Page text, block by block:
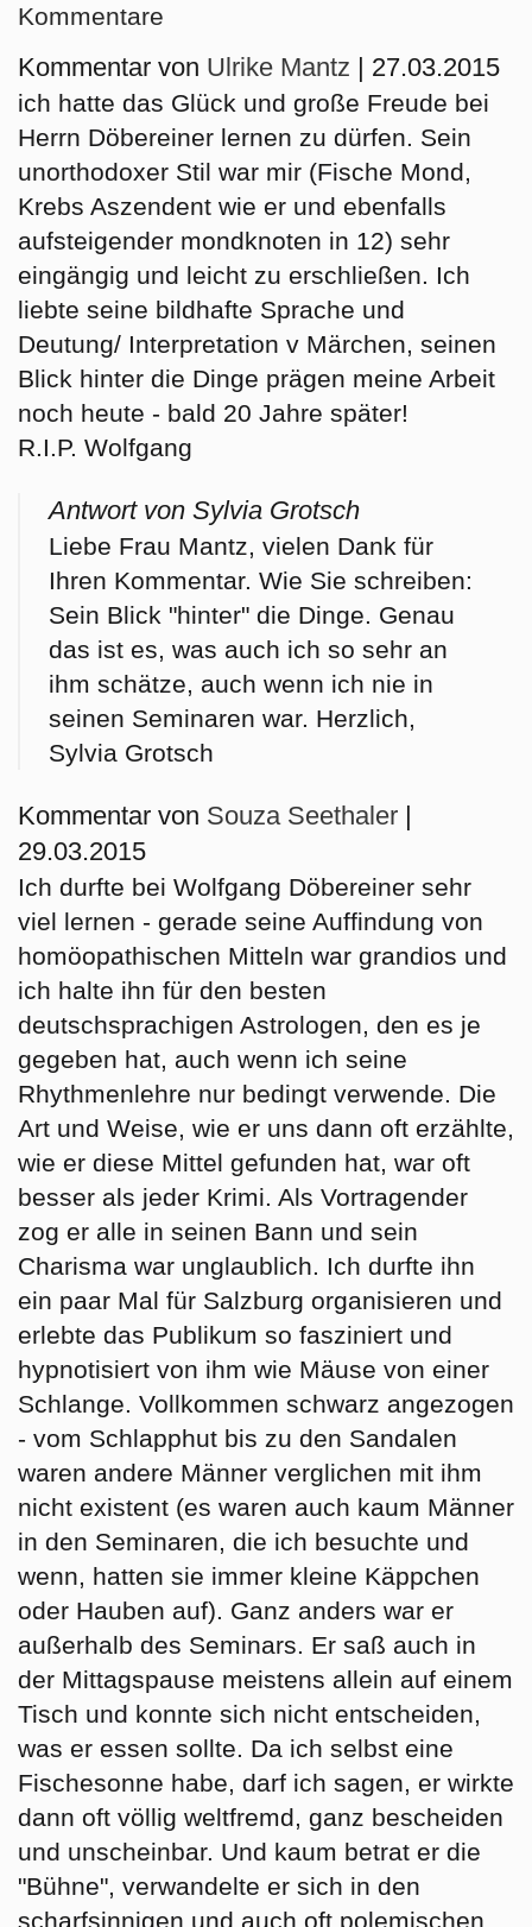
Kommentare
Kommentar von Ulrike Mantz | 27.03.2015
ich hatte das Glück und große Freude bei
Herrn Döbereiner lernen zu dürfen. Sein
unorthodoxer Stil war mir (Fische Mond,
Krebs Aszendent wie er und ebenfalls
aufsteigender mondknoten in 12) sehr
eingängig und leicht zu erschließen. Ich
liebte seine bildhafte Sprache und
Deutung/ Interpretation v Märchen, seinen
Blick hinter die Dinge prägen meine Arbeit
noch heute - bald 20 Jahre später!
R.I.P. Wolfgang
Antwort von Sylvia Grotsch
Liebe Frau Mantz, vielen Dank für
Ihren Kommentar. Wie Sie schreiben:
Sein Blick "hinter" die Dinge. Genau
das ist es, was auch ich so sehr an
ihm schätze, auch wenn ich nie in
seinen Seminaren war. Herzlich,
Sylvia Grotsch
Kommentar von Souza Seethaler |
29.03.2015
Ich durfte bei Wolfgang Döbereiner sehr
viel lernen - gerade seine Auffindung von
homöopathischen Mitteln war grandios und
ich halte ihn für den besten
deutschsprachigen Astrologen, den es je
gegeben hat, auch wenn ich seine
Rhythmenlehre nur bedingt verwende. Die
Art und Weise, wie er uns dann oft erzählte,
wie er diese Mittel gefunden hat, war oft
besser als jeder Krimi. Als Vortragender
zog er alle in seinen Bann und sein
Charisma war unglaublich. Ich durfte ihn
ein paar Mal für Salzburg organisieren und
erlebte das Publikum so fasziniert und
hypnotisiert von ihm wie Mäuse von einer
Schlange. Vollkommen schwarz angezogen
- vom Schlapphut bis zu den Sandalen
waren andere Männer verglichen mit ihm
nicht existent (es waren auch kaum Männer
in den Seminaren, die ich besuchte und
wenn, hatten sie immer kleine Käppchen
oder Hauben auf). Ganz anders war er
außerhalb des Seminars. Er saß auch in
der Mittagspause meistens allein auf einem
Tisch und konnte sich nicht entscheiden,
was er essen sollte. Da ich selbst eine
Fischesonne habe, darf ich sagen, er wirkte
dann oft völlig weltfremd, ganz bescheiden
und unscheinbar. Und kaum betrat er die
"Bühne", verwandelte er sich in den
scharfsinnigen und auch oft polemischen